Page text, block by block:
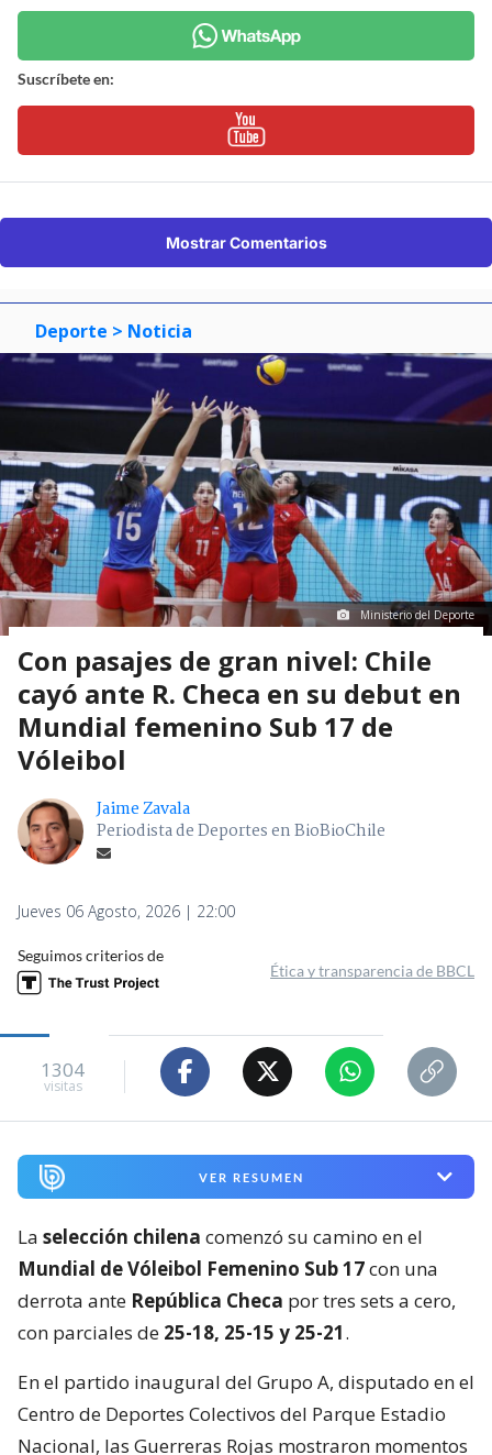
Suscríbete en:
Mostrar Comentarios
Deporte > Noticia
Ministerio del Deporte
Con pasajes de gran nivel: Chile
cayó ante R. Checa en su debut en
Mundial femenino Sub 17 de
Vóleibol
Jaime Zavala
Periodista de Deportes en BioBioChile
Jueves 06 Agosto, 2026 | 22:00
Seguimos criterios de
Ética y transparencia de BBCL
1304
visitas
VER RESUMEN
La selección chilena comenzó su camino en el
Mundial de Vóleibol Femenino Sub 17con una
derrota ante República Checa por tres sets a cero,
con parciales de 25-18, 25-15 y 25-21.
En el partido inaugural del Grupo A, disputado en el
Centro de Deportes Colectivos del Parque Estadio
Nacional, las Guerreras Rojas mostraron momentos